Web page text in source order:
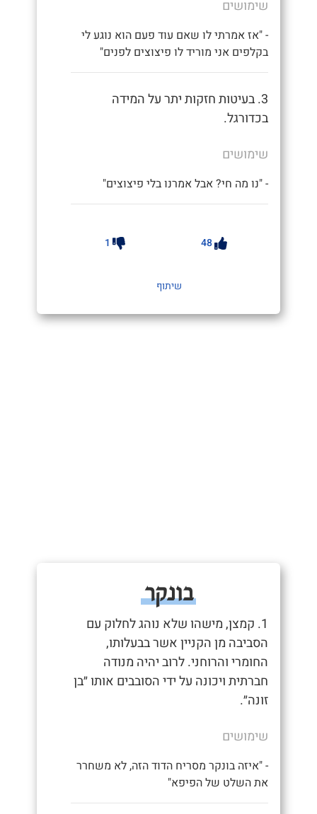
שימושים
- "אז אמרתי לו שאם עוד פעם הוא נוגע לי
בקלפים אני מוריד לו פיצוצים לפנים"
3. בעיטות חזקות יתר על המידה
בכדורגל.
שימושים
- "נו מה חי? אבל אמרנו בלי פיצוצים"
48
1
שיתוף
בונקר
1. קמצן, מישהו שלא נוהג לחלוק עם
הסביבה מן הקניין אשר בבעלותו,
החומרי והרוחני. לרוב יהיה מנודה
חברתית ויכונה על ידי הסובבים אותו ״בן
זונה״.
שימושים
- "איזה בונקר מסריח הדוד הזה, לא משחרר
את השלט של הפיפא"